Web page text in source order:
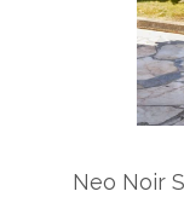
Neo Noir